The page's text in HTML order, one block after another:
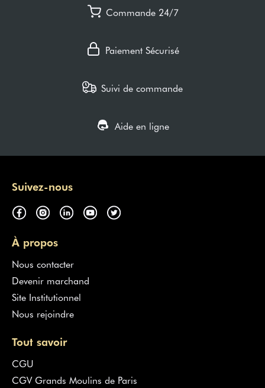
Commande 24/7
Paiement Sécurisé
Suivi de commande
Aide en ligne
Suivez-nous
À propos
Nous contacter
Devenir marchand
Site Institutionnel
Nous rejoindre
Tout savoir
CGU
CGV Grands Moulins de Paris